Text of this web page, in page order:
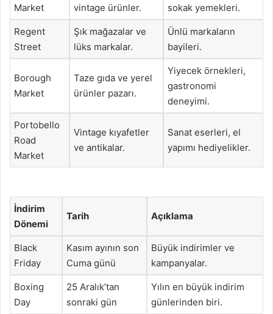
Market
vintage ürünler.
sokak yemekleri.
Regent
Street
Şık mağazalar ve
lüks markalar.
Ünlü markaların
bayileri.
Borough
Market
Taze gıda ve yerel
ürünler pazarı.
Yiyecek örnekleri,
gastronomi
deneyimi.
Portobello
Road
Market
Vintage kıyafetler
ve antikalar.
Sanat eserleri, el
yapımı hediyelikler.
İndirim
Dönemi
Tarih Açıklama
Black
Friday
Kasım ayının son
Cuma günü
Büyük indirimler ve
kampanyalar.
Boxing
Day
25 Aralık’tan
sonraki gün
Yılın en büyük indirim
günlerinden biri.